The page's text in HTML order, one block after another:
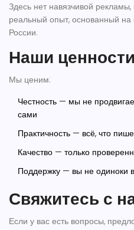
Здесь нет навязчивой
реальный опыт, основанный на
России.
Наши ценности
Мы ценим:
Честность — мы не
сами
Практичность — всё, что
Качество — только
Поддержку — вы не одиноки
Свяжитесь с
Если у вас есть вопросы,